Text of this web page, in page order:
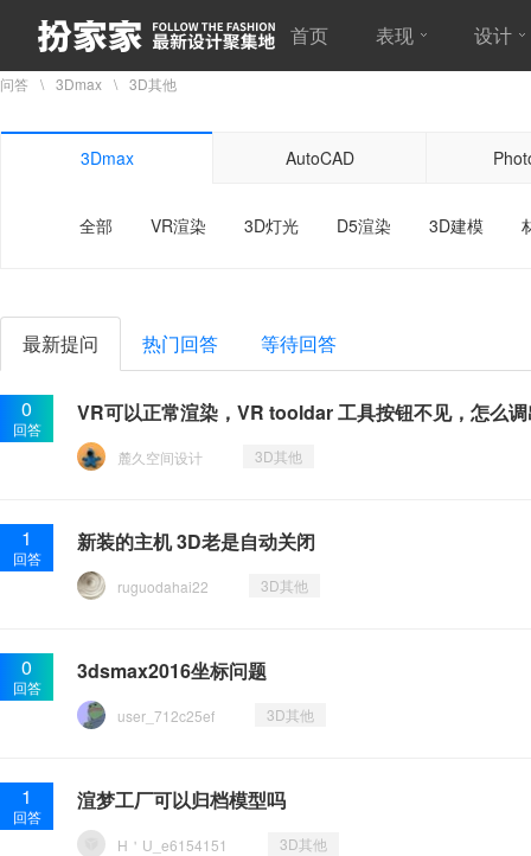
首页 表现 设计
问答 3Dmax 3D其他
3Dmax AutoCAD
全部 VR渲染 3D灯光 D5渲染 3D建模
最新提问 热门回答 等待回答
0
回答
VR可以正常渲染，VR tooldar 工具按钮不见，怎么
麓久空间设计 3D其他
1
回答
新装的主机 3D老是自动关闭
ruguodahai22 3D其他
0
回答
3dsmax2016坐标问题
user_712c25ef 3D其他
1
回答
渲梦工厂可以归档模型吗
H＇U_e6154151 3D其他